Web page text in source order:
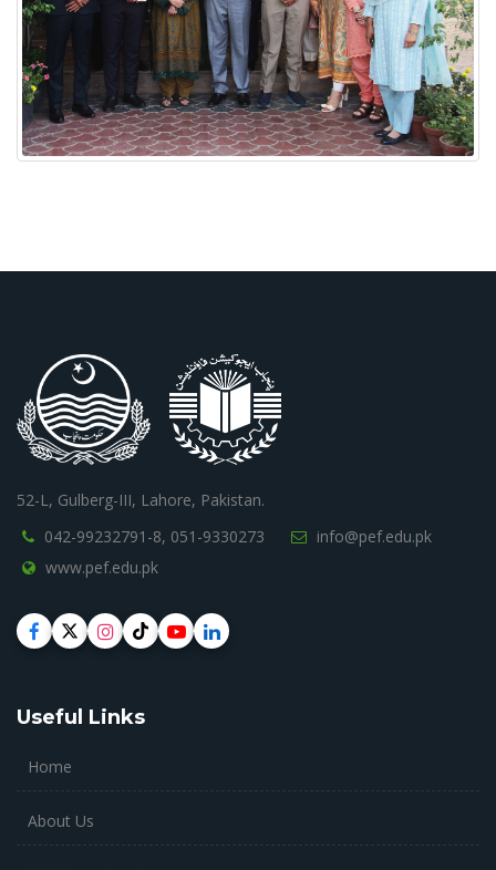
52-L, Gulberg-III, Lahore, Pakistan.
042-99232791-8, 051-9330273
info@pef.edu.pk
www.pef.edu.pk
Useful Links
Home
About Us